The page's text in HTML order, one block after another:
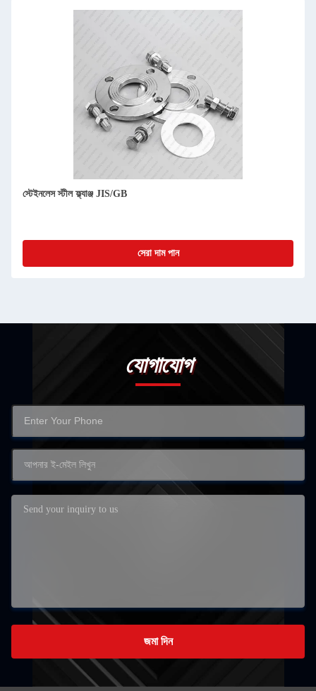
স্টেইনলেস স্টীল ফ্ল্যাঞ্জ JIS/GB
সেরা দাম পান
যোগাযোগ
জমা দিন